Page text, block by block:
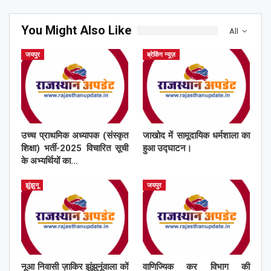
All
You Might Also Like
जयपुर
उच्च प्राथमिक अध्यापक (संस्कृत
शिक्षा) भर्ती-2025 विचारित सूची
के अभ्यर्थियों का…
ब्रेकिंग न्यूज़
जाखोद में सामूदायिक धर्मशाला का
हुआ उद्घाटन।
झुंझुनू
नूआ निवासी ज़ाकिर झुंझुनूंवाला कों
जयपुर
वाणिज्यिक कर विभाग की